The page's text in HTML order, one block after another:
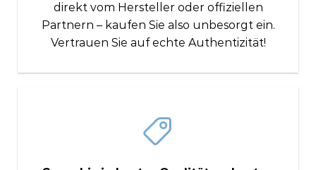
direkt vom Hersteller oder offiziellen
Partnern – kaufen Sie also unbesorgt ein.
Vertrauen Sie auf echte Authentizität!